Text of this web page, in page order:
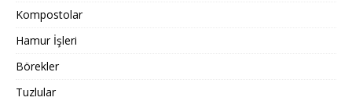
Kompostolar
Hamur İşleri
Börekler
Tuzlular